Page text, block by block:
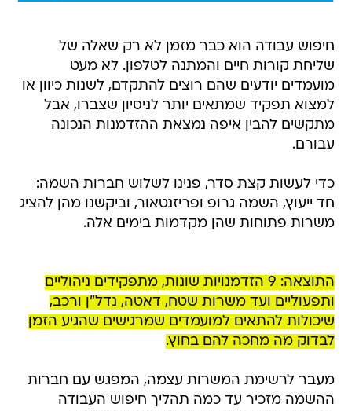
חיפוש עבודה הוא כבר מזמן לא רק שאלה של
שליחת קורות חיים והמתנה לטלפון. לא מעט
מועמדים יודעים שהם רוצים להתקדם, לשנות כיוון או
למצוא תפקיד שמתאים יותר לניסיון שצברו, אבל
מתקשים להבין איפה נמצאת ההזדמנות הנכונה
עבורם.
כדי לעשות קצת סדר, פנינו לשלוש חברות השמה:
חד ייעוץ, השמה גרופ ופריזנטאור, וביקשנו מהן להציג
משרות פתוחות שהן מקדמות בימים אלה.
התוצאה: 9 הזדמנויות שונות, מתפקידים ניהוליים
ותפעוליים ועד משרות שטח, דאטה, נדל"ן ורכב,
שיכולות להתאים למועמדים שמרגישים שהגיע הזמן
לבדוק מה מחכה להם בחוץ.
מעבר לרשימת המשרות עצמה, המפגש עם חברות
ההשמה מזכיר עד כמה תהליך חיפוש העבודה